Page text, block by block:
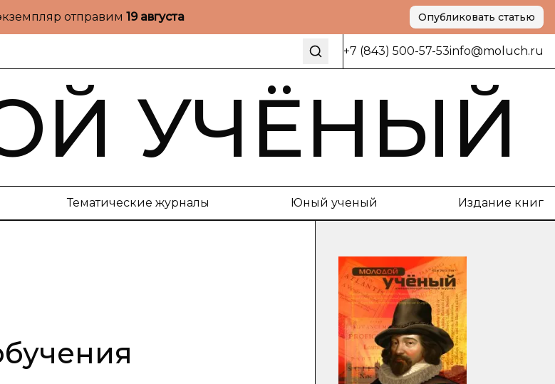
отправим 19 августа Опубликовать статью
+7 (843) 500-57-53info@moluch.ru
УЧЁНЫЙ
Тематические журналы Юный ученый Издание книг